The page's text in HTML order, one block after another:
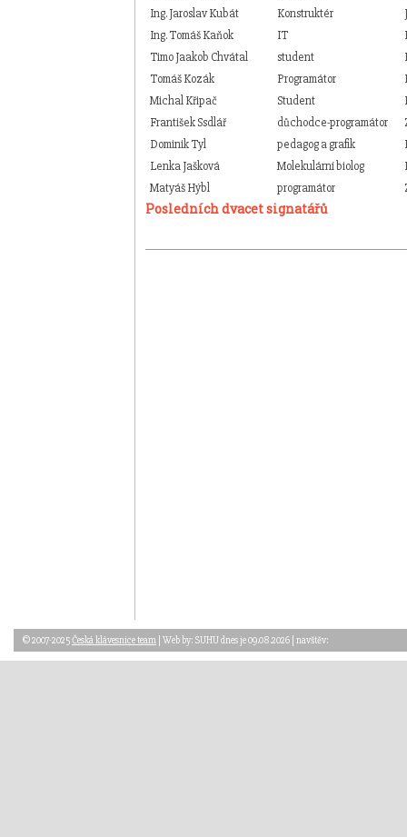
Ing. Jaroslav Kubát
Konstruktér
Ing. Tomáš Kaňok
IT
Timo Jaakob Chvátal
student
Tomáš Kozák
Programátor
Michal Křipač
Student
František Ssdlář
důchodce-programátor
Dominik Tyl
pedagog a grafik
Lenka Jašková
Molekulární biolog
Matyáš Hýbl
programátor
Posledních dvacet signatářů
© 2007-2025Česká klávesnice team | Web by: SUHU dnes je 09.08.2026 | navštěv: